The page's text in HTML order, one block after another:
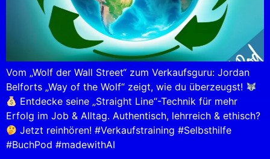
Vom „Wolf der Wall Street“ zum Verkaufsguru: Jordan
Belforts „Way of the Wolf“ zeigt, wie du überzeugst!
Entdecke seine „Straight Line“-Technik für mehr
Erfolg im Job & Alltag. Authentisch, lehrreich & ethisch?
Jetzt reinhören! #Verkaufstraining #Selbsthilfe
#BuchPod #madewithAI